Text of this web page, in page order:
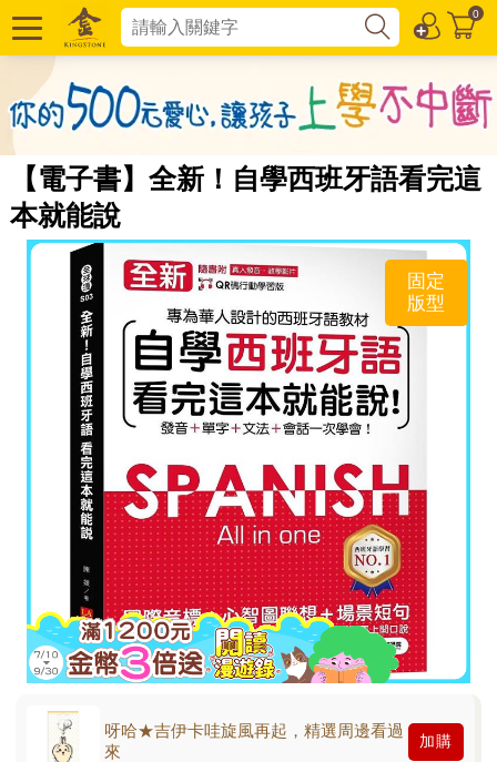
0
【電子書】全新！自學西班牙語看完這
本就能說
固定
版型
呀哈★吉伊卡哇旋風再起，精選周邊看過
來
加購